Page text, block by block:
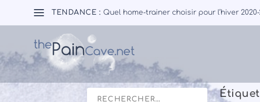
TENDANCE : Quel home-trainer choisir pour l’hiver 2020-